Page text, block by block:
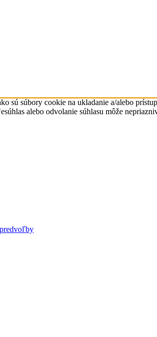
sú súbory cookie na ukladanie a/alebo
alebo odvolanie súhlasu môže